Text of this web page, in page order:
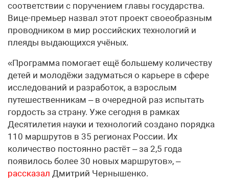
соответствии с поручением главы государства.
Вице-премьер назвал этот проект своеобразным
проводником в мир российских технологий и
плеяды выдающихся учёных.
«Программа помогает ещё большему количеству
детей и молодёжи задуматься о карьере в сфере
исследований и разработок, а взрослым
путешественникам – в очередной раз испытать
гордость за страну. Уже сегодня в рамках
Десятилетия науки и технологий создано порядка
110 маршрутов в 35 регионах России. Их
количество постоянно растёт – за 2,5 года
появилось более 30 новых маршрутов», –
рассказал Дмитрий Чернышенко.